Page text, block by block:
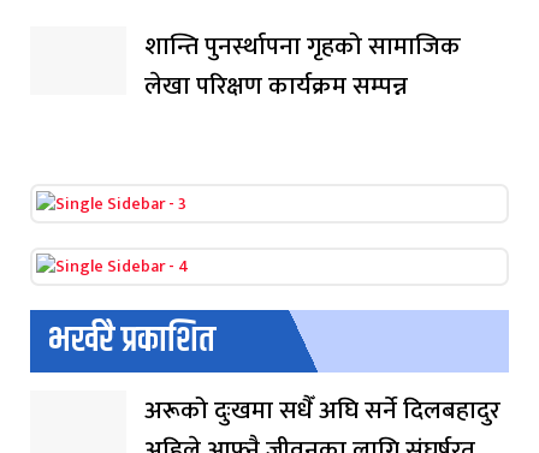
शान्ति पुनर्स्थापना गृहको सामाजिक
लेखा परिक्षण कार्यक्रम सम्पन्न
भर्खरै प्रकाशित
अरूको दुःखमा सधैँ अघि सर्ने दिलबहादुर